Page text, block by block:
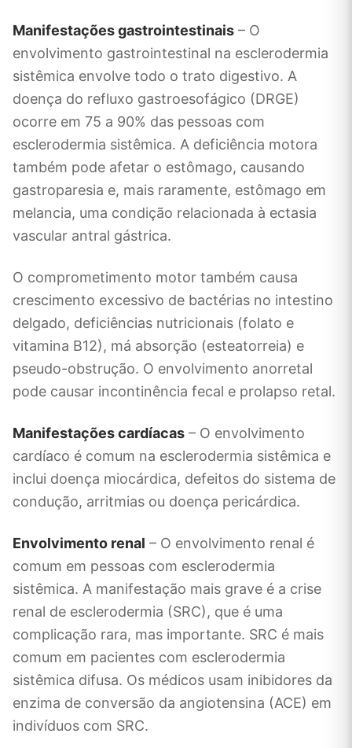
Manifestações gastrointestinais – O
envolvimento gastrointestinal na esclerodermia
sistêmica envolve todo o trato digestivo. A
doença do refluxo gastroesofágico (DRGE)
ocorre em 75 a 90% das pessoas com
esclerodermia sistêmica. A deficiência motora
também pode afetar o estômago, causando
gastroparesia e, mais raramente, estômago em
melancia, uma condição relacionada à ectasia
vascular antral gástrica.
O comprometimento motor também causa
crescimento excessivo de bactérias no intestino
delgado, deficiências nutricionais (folato e
vitamina B12), má absorção (esteatorreia) e
pseudo-obstrução. O envolvimento anorretal
pode causar incontinência fecal e prolapso retal.
Manifestações cardíacas – O envolvimento
cardíaco é comum na esclerodermia sistêmica e
inclui doença miocárdica, defeitos do sistema de
condução, arritmias ou doença pericárdica.
Envolvimento renal – O envolvimento renal é
comum em pessoas com esclerodermia
sistêmica. A manifestação mais grave é a crise
renal de esclerodermia (SRC), que é uma
complicação rara, mas importante. SRC é mais
comum em pacientes com esclerodermia
sistêmica difusa. Os médicos usam inibidores da
enzima de conversão da angiotensina (ACE) em
indivíduos com SRC.